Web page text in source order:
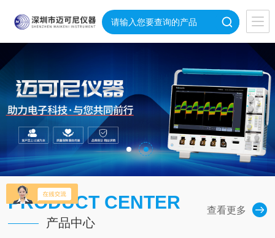
PRODUCT CENTER
产品中心
查看更多